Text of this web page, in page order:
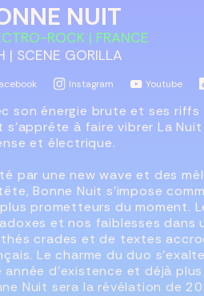
NUIT
ROCK | FRANCE
| SCENE GORILLA
Instagram Youtube
son énergie brute et ses riffs
s’apprête à faire vibrer La Nuit
et électrique.
par une new wave et des
Bonne Nuit s’impose
prometteurs du moment.
et nos faiblesses dans
crades et de textes
Le charme du duo
année d'existence et déjà
Nuit sera la révélation de